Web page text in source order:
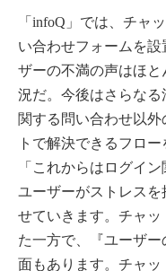
「infoQ」では、チャ
い合わせフォームを
ザーの不満の声はほ
況だ。今後はさらな
関する問い合わせ以
トで解決できるフロ
「これからはログイ
ユーザーがストレス
せていきます。チャ
た一方で、『ユーザ
面もあります。チャ